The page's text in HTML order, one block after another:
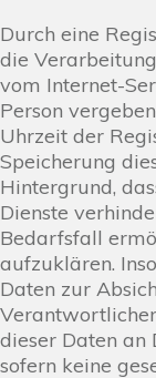
Durch eine
die
vom Internet-
Person
Uhrzeit der
Speicherung
Hintergrund,
Dienste
Bedarfsfall
aufzuklären.
Daten zur
dieser Daten an
sofern keine